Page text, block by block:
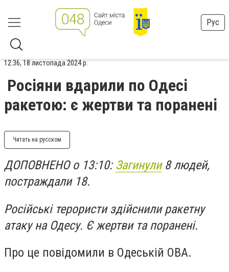
Рус
12:36, 18 листопада 2024 р.
Росіяни вдарили по Одесі
ракетою: є жертви та поранені
Читать на русском
ДОПОВНЕНО о 13:10: Загинули8 людей,
постраждали 18.
Російські терористи здійснили ракетну
атаку на Одесу. Є жертви та поранені.
Про це повідомили в Одеській ОВА.